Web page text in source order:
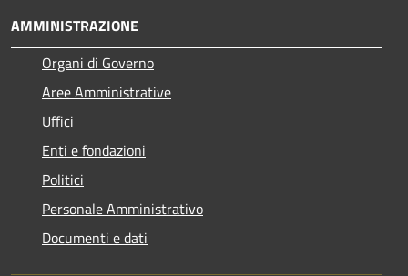
AMMINISTRAZIONE
Organi di Governo
Aree Amministrative
Uffici
Enti e fondazioni
Politici
Personale Amministrativo
Documenti e dati